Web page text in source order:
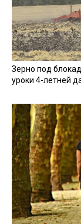
Зерно под
уроки 4-летней